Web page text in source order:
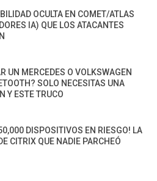
OCULTA EN COMET/ATLAS
IA) QUE LOS ATACANTES
UN MERCEDES O VOLKSWAGEN
SOLO NECESITAS UNA
Y ESTE TRUCO
DISPOSITIVOS EN RIESGO! LA
CITRIX QUE NADIE PARCHEÓ